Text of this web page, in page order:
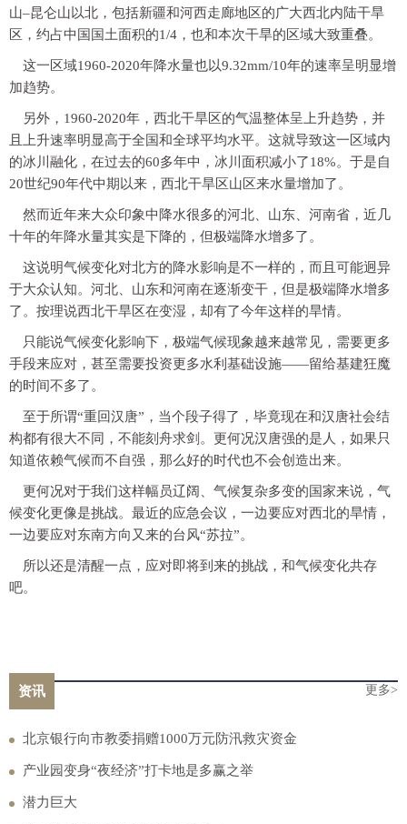
山–昆仑山以北，包括新疆和河西走廊地区的广大西北内陆干旱
区，约占中国国土面积的1/4，也和本次干旱的区域大致重叠。
这一区域1960-2020年降水量也以9.32mm/10年的速率呈明显增
加趋势。
另外，1960-2020年，西北干旱区的气温整体呈上升趋势，并
且上升速率明显高于全国和全球平均水平。这就导致这一区域内
的冰川融化， 在过去的60多年中，冰川面积减小了18%。 于是自
20世纪90年代中期以来，西北干旱区山区来水量增加了。
然而近年来大众印象中降水很多的河北、山东、河南省，近几
十年的年降水量其实是下降的，但极端降水增多了。
这说明气候变化对北方的降水影响是不一样的，而且可能迥异
于大众认知。河北、山东和河南在逐渐变干，但是极端降水增多
了。按理说西北干旱区在变湿，却有了今年这样的旱情。
只能说气候变化影响下，极端气候现象越来越常见，需要更多
手段来应对，甚至需要投资更多水利基础设施——留给基建狂魔
的时间不多了。
至于所谓“重回汉唐”，当个段子得了，毕竟现在和汉唐社会结
构都有很大不同，不能刻舟求剑。 更何况汉唐强的是人，如果只
知道依赖气候而不自强，那么好的时代也不会创造出来。
更何况对于我们这样幅员辽阔、气候复杂多变的国家来说，气
候变化更像是挑战。最近的应急会议，一边要应对西北的旱情，
一边要应对东南方向又来的台风“苏拉”。
所以还是清醒一点，应对即将到来的挑战，和气候变化共存
吧。
资讯 更多>
北京银行向市教委捐赠1000万元防汛救灾资金
产业园变身“夜经济”打卡地是多赢之举
潜力巨大